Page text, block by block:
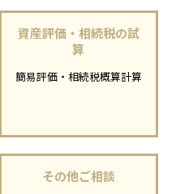
資産評価・相続税の試
算
簡易評価・相続税概算計算
その他ご相談